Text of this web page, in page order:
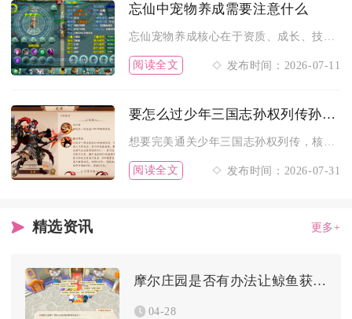
忘仙中宠物养成需要注意什么
忘仙宠物养成核心在于资质、成长、技能、加点与品质的系统规划，...
阅读全文 发布时间：2026-07-11
要怎么过少年三国志孙权列传孙权列传
阅读全文 发布时间：2026-07-31
精选资讯 更多+
摩尔庄园是否有办法让鲸鱼获取到鲨鱼
04-28